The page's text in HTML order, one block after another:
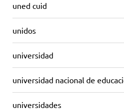
uned cuid
unidos
universidad
universidad nacional de
universidades